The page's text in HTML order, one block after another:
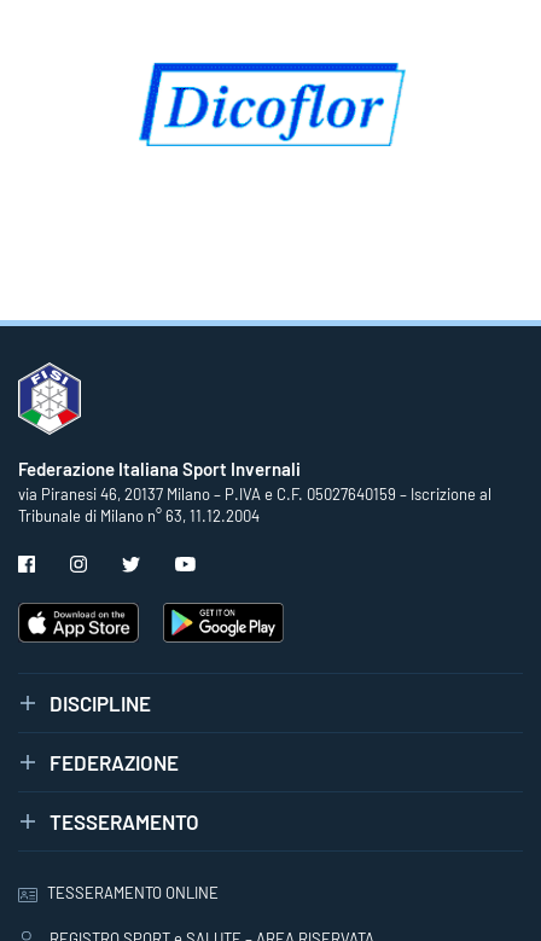
Federazione Italiana Sport Invernali
via Piranesi 46, 20137 Milano – P.IVA e C.F. 05027640159 – Iscrizione al
Tribunale di Milano n° 63, 11.12.2004
DISCIPLINE
FEDERAZIONE
TESSERAMENTO
TESSERAMENTO ONLINE